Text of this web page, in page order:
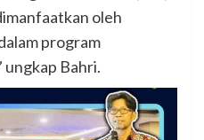
oleh
program
ungkap Bahri.